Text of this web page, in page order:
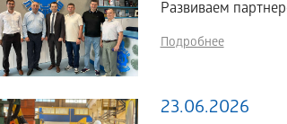
Развиваем
Подробнее
23.06.2026